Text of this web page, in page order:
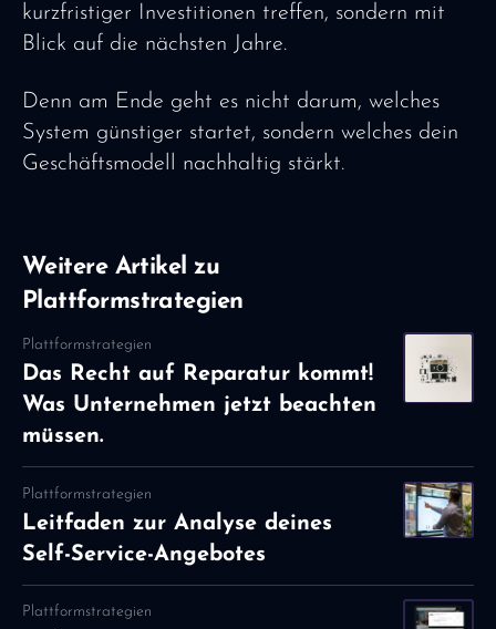
kurzfristiger Investitionen treffen, sondern mit
Blick auf die nächsten Jahre.
Denn am Ende geht es nicht darum, welches
System günstiger startet, sondern welches dein
Geschäftsmodell nachhaltig stärkt.
Weitere Artikel zu
Plattformstrategien
Plattformstrategien
Das Recht auf Reparatur kommt!
Was Unternehmen jetzt beachten
müssen.
Plattformstrategien
Leitfaden zur Analyse deines
Self-Service-Angebotes
Plattformstrategien